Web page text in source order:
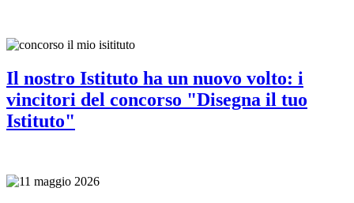
Il nostro Istituto ha un nuovo volto: i
vincitori del concorso "Disegna il tuo
Istituto"